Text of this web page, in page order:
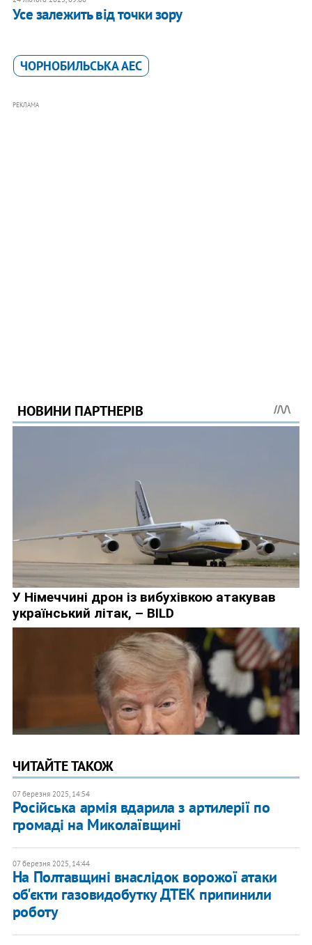
Усе залежить від точки зору
ЧОРНОБИЛЬСЬКА АЕС
РЕКЛАМА
ЧИТАЙТЕ ТАКОЖ
07 березня 2025, 14:54
Російська армія вдарила з артилерії по
громаді на Миколаївщині
07 березня 2025, 14:44
На Полтавщині внаслідок ворожої атаки
об'єкти газовидобутку ДТЕК припинили
роботу